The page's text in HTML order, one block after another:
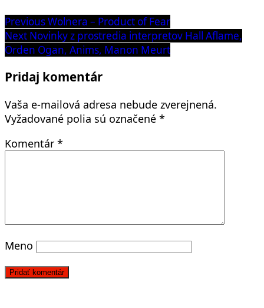
Navigácia
v
článku
PreviousPrevious
post:
Wolnera – Product of Fear
Next Next
post:
Novinky z prostredia interpretov Hall Aflame,
Orden Ogan, Anims, Manon Meurt
Pridaj komentár
Vaša e-mailová adresa nebude zverejnená.
Vyžadované polia sú označené *
Komentár *
Meno